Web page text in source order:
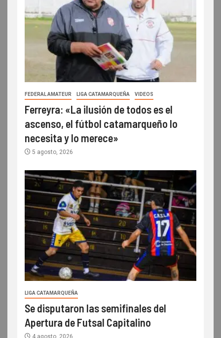
FEDERAL AMATEUR LIGA CATAMARQUEÑA VIDEOS
Ferreyra: «La ilusión de todos es el
ascenso, el fútbol catamarqueño lo
necesita y lo merece»
5 agosto, 2026
LIGA CATAMARQUEÑA
Se disputaron las semifinales del
Apertura de Futsal Capitalino
4 agosto, 2026